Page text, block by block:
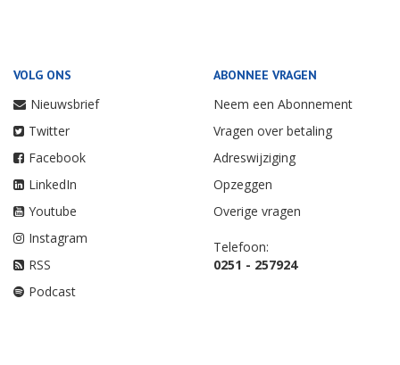
VOLG ONS
Nieuwsbrief
Twitter
Facebook
LinkedIn
Youtube
Instagram
RSS
Podcast
ABONNEE VRAGEN
Neem een Abonnement
Vragen over betaling
Adreswijziging
Opzeggen
Overige vragen
Telefoon:
0251 - 257924